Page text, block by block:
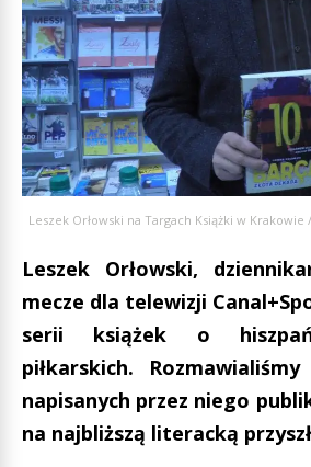
Leszek Orłowski na Targach Książki w
Leszek Orłowski,
mecze dla telewizji
serii książek o
piłkarskich.
napisanych przez niego
na najbliższą literacką